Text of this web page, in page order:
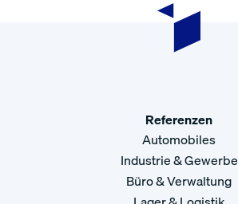
Referenzen
Automobiles
Industrie & Gewerbe
Büro & Verwaltung